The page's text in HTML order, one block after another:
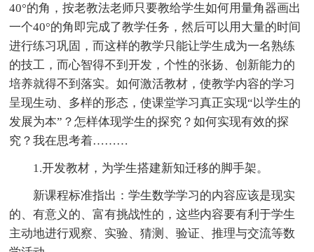
40°的角，按老教法老师只要教给学生如何用量角器画出
一个40°的角即完成了教学任务，然后可以用大量的时间
进行练习巩固，而这样的教学只能让学生成为一名熟练
的技工，而心智得不到开发，个性的张扬、创新能力的
培养就得不到落实。如何激活教材，使教学内容的学习
呈现生动、多样的形态，使课堂学习真正实现“以学生的
发展为本”？怎样体现学生的探究？如何实现有效的探
究？我在思考着………
1.开发教材，为学生搭建新知迁移的脚手架。
新课程标准指出：学生数学学习的内容应该是现实
的、有意义的、富有挑战性的，这些内容要有利于学生
主动地进行观察、实验、猜测、验证、推理与交流等数